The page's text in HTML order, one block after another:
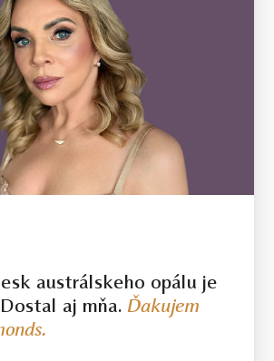
austrálskeho opálu je
Dostal aj mňa.Ďakujem